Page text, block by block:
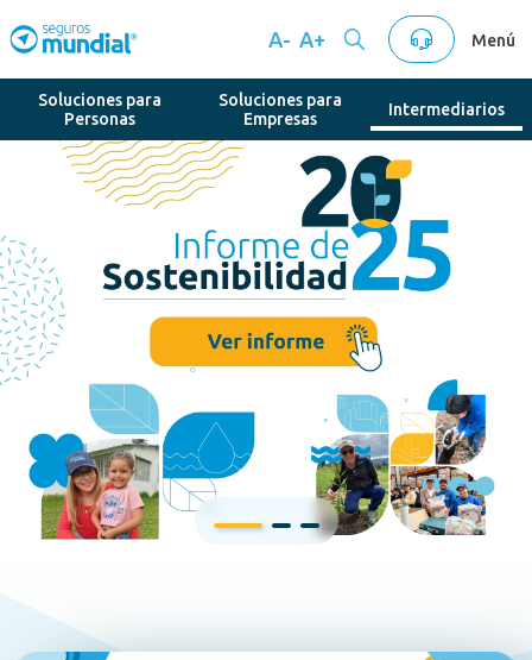
A- A+ Menú
Soluciones para
Personas
Soluciones para
Empresas
Intermediarios